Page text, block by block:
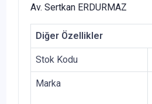
Av. Sertkan ERDURMAZ
Diğer Özellikler
Stok Kodu
Marka